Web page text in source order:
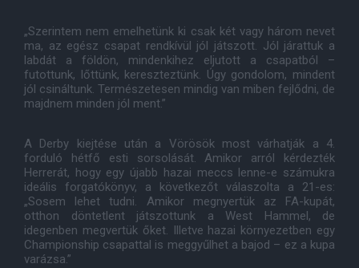
„Szerintem nem emelhetünk ki csak két vagy három nevet
ma, az egész csapat rendkívül jól játszott. Jól járattuk a
labdát a földön, mindenkihez eljutott a csapatból –
futottunk, lőttünk, kereszteztünk. Úgy gondolom, mindent
jól csináltunk. Természetesen mindig van miben fejlődni, de
majdnem minden jól ment.”
A Derby kiejtése után a Vörösök most várhatják a 4.
forduló hétfő esti sorsolását. Amikor arról kérdezték
Herrerát, hogy egy újabb hazai meccs lenne-e számukra
ideális forgatókönyv, a következőt válaszolta a 21-es:
„Sosem lehet tudni. Amikor megnyertük az FA-kupát,
otthon döntetlent játszottunk a West Hammel, de
idegenben megvertük őket. Illetve hazai környezetben egy
Championship csapattal is meggyűlhet a bajod – ez a kupa
varázsa.”